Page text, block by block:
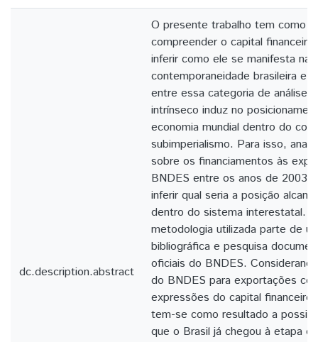
dc.description.abstract
O presente trabalho tem como
compreender o capital
inferir como ele se manifesta na
contemporaneidade brasileira e
entre essa categoria de análise
intrínseco induz no
economia mundial dentro do
subimperialismo. Para isso,
sobre os financiamentos às
BNDES entre os anos de 2003
inferir qual seria a posição
dentro do sistema interestatal.
metodologia utilizada parte de
bibliográfica e pesquisa
oficiais do BNDES.
do BNDES para exportações
expressões do capital financeiro
tem-se como resultado a
que o Brasil já chegou à etapa